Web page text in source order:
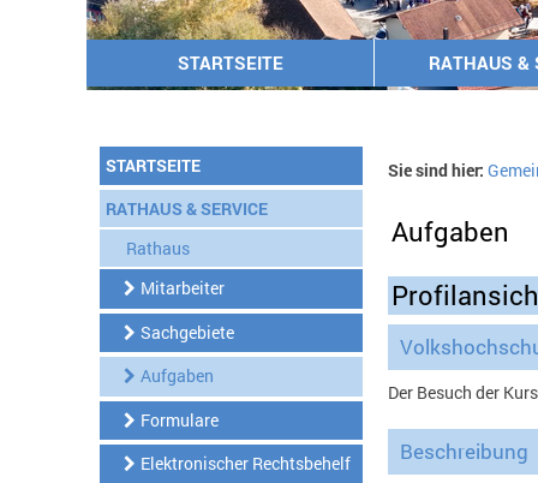
STARTSEITE RATHAUS &
STARTSEITE
RATHAUS & SERVICE
Rathaus
Mitarbeiter
Sachgebiete
Aufgaben
Formulare
Elektronischer Rechtsbehelf
Sie sind hier:
Aufgaben
Der Besuch der
Beschreibung